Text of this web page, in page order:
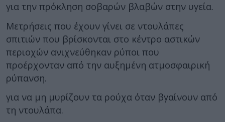
για την πρόκληση σοβαρών βλαβών στην υγεία.
Μετρήσεις που έχουν γίνει σε ντουλάπες
σπιτιών που βρίσκονται στο κέντρο αστικών
περιοχών ανιχνεύθηκαν ρύποι που
προέρχονταν από την αυξημένη ατμοσφαιρική
ρύπανση.
για να μη μυρίζουν τα ρούχα όταν βγαίνουν από
τη ντουλάπα.